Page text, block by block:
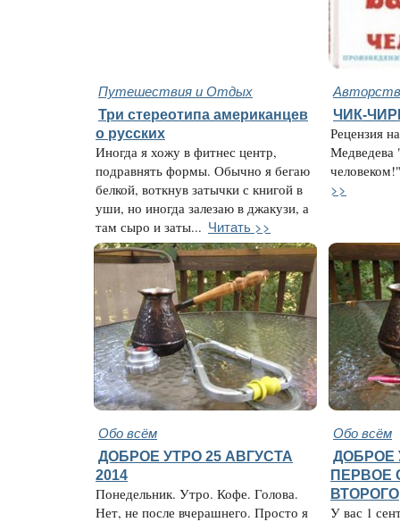
Путешествия и Отдых
Три стереотипа американцев
о русских
Иногда я хожу в фитнес центр,
подравнять формы. Обычно я бегаю
белкой, воткнув затычки с книгой в
уши, но иногда залезаю в джакузи, а
там сыро и заты... Читать >>
ЧИК-
Рецензия
Медведева
>>
Обо всём Обо всём
ДОБРОЕ УТРО 25 АВГУСТА
2014
Понедельник. Утро. Кофе. Голова.
Нет, не после вчерашнего. Просто я
ДОБРОЕ
ПЕРВОЕ
ВТОРОГО
У вас 1